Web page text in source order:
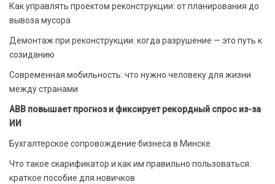
Как управлять проектом реконструкции: от планирования до
вывоза мусора
Демонтаж при реконструкции: когда разрушение — это путь к
созиданию
Современная мобильность: что нужно человеку для жизни
между странами
ABB повышает прогноз и фиксирует рекордный спрос из-за
ИИ
Бухгалтерское сопровождение бизнеса в Минске
Что такое скарификатор и как им правильно пользоваться:
краткое пособие для новичков